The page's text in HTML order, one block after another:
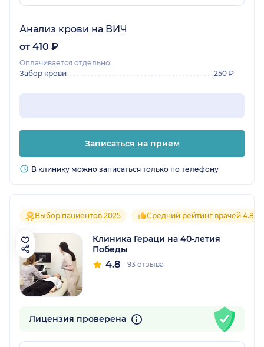
Анализ крови на ВИЧ
от 410 ₽
Оплачивается отдельно:
Забор крови
250 ₽
Записаться на прием
В клинику можно записаться только по телефону
Выбор пациентов 2025 Средний рейтинг врачей 4.8
Клиника Гераци на 40-летия
Победы
4.8 93 отзыва
Лицензия проверена